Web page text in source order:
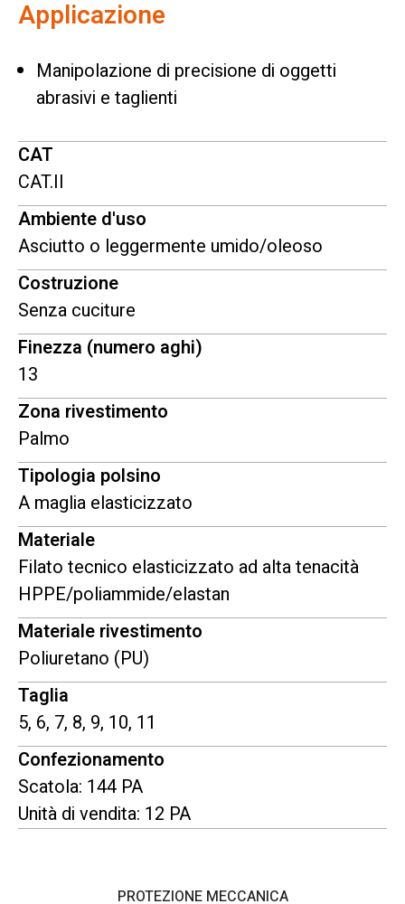
PROTEZIONE MECCANICA
Applicazione
Manipolazione di precisione di oggetti
abrasivi e taglienti
CAT
CAT.II
Ambiente d'uso
Asciutto o leggermente umido/oleoso
Costruzione
Senza cuciture
Finezza (numero aghi)
13
Zona rivestimento
Palmo
Tipologia polsino
A maglia elasticizzato
Materiale
Filato tecnico elasticizzato ad alta tenacità
HPPE/poliammide/elastan
Materiale rivestimento
Poliuretano (PU)
Taglia
5, 6, 7, 8, 9, 10, 11
Confezionamento
Scatola: 144 PA
Unità di vendita: 12 PA